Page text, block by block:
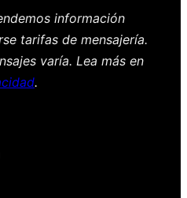
información
tarifas de mensajería.
varía. Lea más en
.